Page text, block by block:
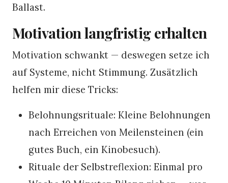
Ballast.
Motivation langfristig erhalten
Motivation schwankt — deswegen setze ich
auf Systeme, nicht Stimmung. Zusätzlich
helfen mir diese Tricks:
Belohnungsrituale: Kleine Belohnungen
nach Erreichen von Meilensteinen (ein
gutes Buch, ein Kinobesuch).
Rituale der Selbstreflexion: Einmal pro